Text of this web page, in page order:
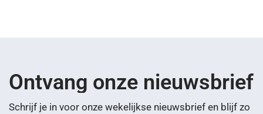
Ontvang onze nieuwsbrief
Schrijf je in voor onze wekelijkse nieuwsbrief en blijf zo